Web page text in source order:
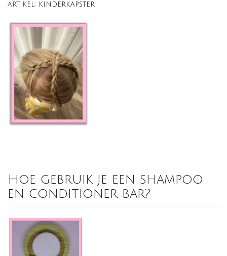
artikel: kinderkapster
Hoe gebruik je een shampoo
en conditioner bar?